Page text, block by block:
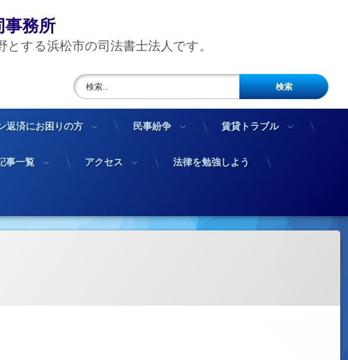
事務所
する浜松市の司法書士法人です。
ドレス 検索:
返済にお困りの方 民事紛争 賃貸トラブル
事一覧 アクセス 法律を勉強しよう